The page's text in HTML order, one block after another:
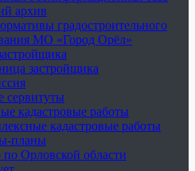
архив
градостроительного
МО «Город Орёл»
застройщика
сервитуты
кадастровые работы
кадастровые работы
планы
по Орловской области